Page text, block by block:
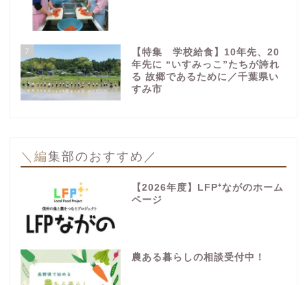
7
【特集 学校給食】10年先、20
年先に “いすみっこ”たちが誇れ
る 故郷であるために／千葉県い
すみ市
＼編集部のおすすめ／
【2026年度】LFP⁺ながのホーム
ページ
農ある暮らしの相談受付中！